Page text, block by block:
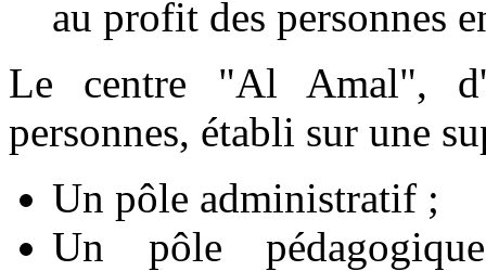
au profit des personnes
Le centre "Al Amal",
personnes, établi sur une
Un pôle administratif ;
Un pôle